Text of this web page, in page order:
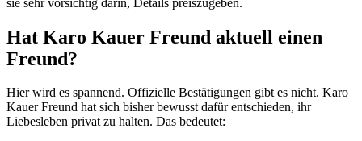
Hat Karo Kauer Freund aktuell einen
Freund?
Hier wird es spannend. Offizielle Bestätigungen gibt es nicht. Karo
Kauer Freund hat sich bisher bewusst dafür entschieden, ihr
Liebesleben privat zu halten. Das bedeutet: